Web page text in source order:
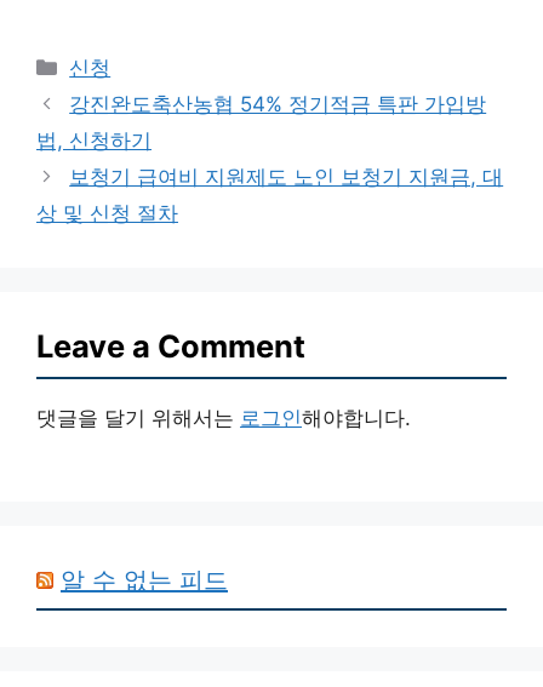
Categories
신청
강진완도축산농협 54% 정기적금 특판 가입방
법, 신청하기
보청기 급여비 지원제도 노인 보청기 지원금, 대
상 및 신청 절차
Leave a Comment
댓글을 달기 위해서는 로그인해야합니다.
알 수 없는 피드